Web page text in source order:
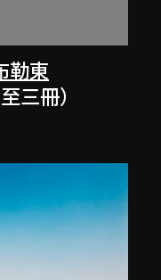
勒東
三冊）